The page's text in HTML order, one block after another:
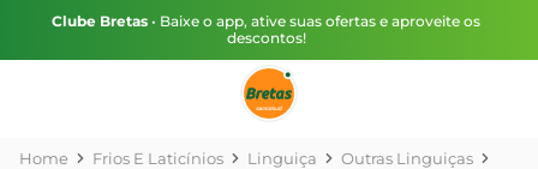
Clube Bretas • Baixe o app, ative suas ofertas e aproveite os
descontos!
Frios E Laticínios Linguiça
Outras Linguiças